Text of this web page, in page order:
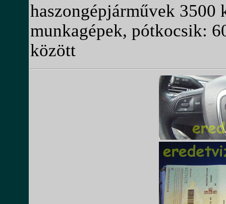
haszongépjárművek 3500
munkagépek, pótkocsik:
között